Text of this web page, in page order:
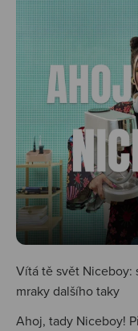
Vítá tě svět Niceboy:
mraky dalšího taky
Ahoj, tady Niceboy!